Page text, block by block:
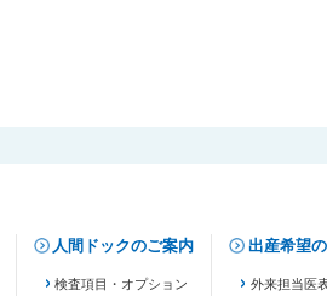
人間ドックのご案内
検査項目・オプション
出産希望
外来担当医